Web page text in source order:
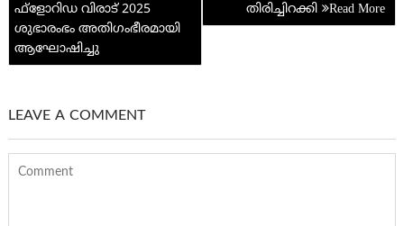
ഫ്‌ളോറിഡ വിരാട് 2025
ശുഭാരംഭം അതിഗംഭീരമായി
ആഘോഷിച്ചു
തിരിച്ചിറക്കി
LEAVE A COMMENT